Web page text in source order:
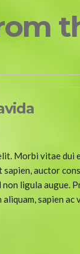
Morbi vitae dui
auctor
ligula augue.
sapien ac